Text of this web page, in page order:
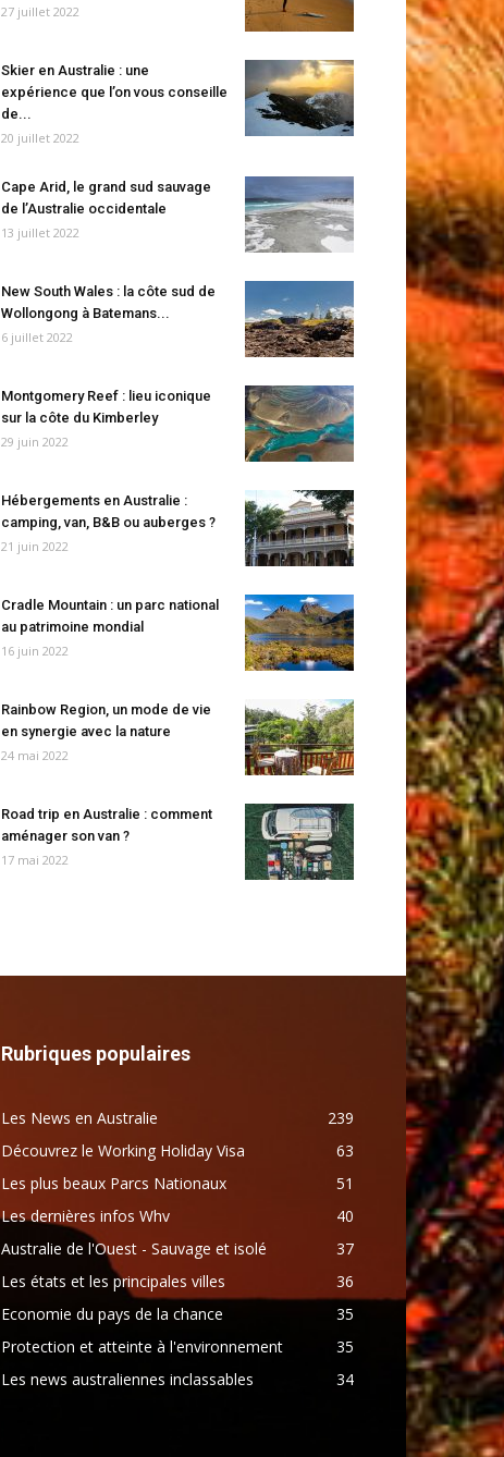
27 juillet 2022
Skier en Australie : une
expérience que l’on vous conseille
de...
20 juillet 2022
Cape Arid, le grand sud sauvage
de l’Australie occidentale
13 juillet 2022
New South Wales : la côte sud de
Wollongong à Batemans...
6 juillet 2022
Montgomery Reef : lieu iconique
sur la côte du Kimberley
29 juin 2022
Hébergements en Australie :
camping, van, B&B ou auberges ?
21 juin 2022
Cradle Mountain : un parc national
au patrimoine mondial
16 juin 2022
Rainbow Region, un mode de vie
en synergie avec la nature
24 mai 2022
Road trip en Australie : comment
aménager son van ?
17 mai 2022
Rubriques populaires
Les News en Australie
239
Découvrez le Working Holiday Visa
63
Les plus beaux Parcs Nationaux
51
Les dernières infos Whv
40
Australie de l'Ouest - Sauvage et isolé
37
Les états et les principales villes
36
Economie du pays de la chance
35
Protection et atteinte à l'environnement
35
Les news australiennes inclassables
34